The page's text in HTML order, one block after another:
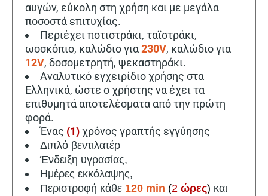
αυγών, εύκολη στη χρήση και με μεγάλα
ποσοστά επιτυχίας.
Περιέχει ποτιστράκι, ταϊστράκι,
ωοσκόπιο, καλώδιο για230V, καλώδιο για
12V, δοσομετρητή, ψεκαστηράκι.
Αναλυτικό εγχειρίδιο χρήσης στα
Ελληνικά, ώστε ο χρήστης να έχει τα
επιθυμητά αποτελέσματα από την πρώτη
φορά.
Ένας (1)χρόνος γραπτής εγγύησης
Διπλό βεντιλατέρ
Ένδειξη υγρασίας,
Ημέρες εκκόλαψης,
Περιστροφή κάθε 120 min (2 ώρες) και